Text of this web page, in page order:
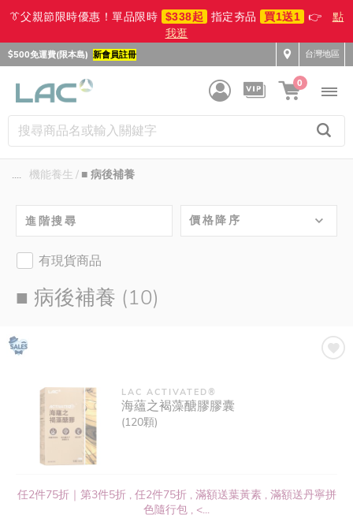
👔父親節限時優惠！單品限時 $338起 指定夯品 買1送1 👉
點
我逛
$500免運費(限本島) 新會員註冊 台灣地區
0
.... 機能養生 ■ 病後補養
進階搜尋 價格降序
有現貨商品
■ 病後補養 (10)
LAC ACTIVATED®
海蘊之褐藻醣膠膠囊
(120顆)
任2件75折｜第3件5折 , 任2件75折 , 滿額送葉黃素 , 滿額送丹寧拼
色隨行包 , <...